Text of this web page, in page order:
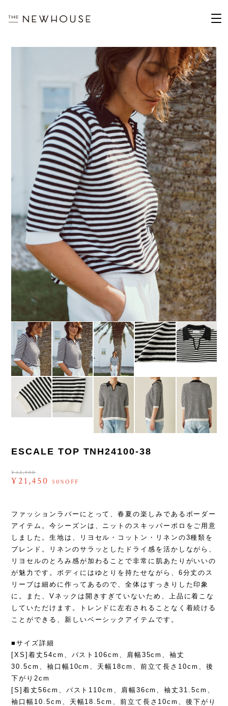
ESCALE TOP TNH24100-38
¥42,900
¥21,450 50%OFF
ファッションラバーにとって、春夏の楽しみであるボーダー
アイテム。今シーズンは、ニットのスキッパーポロをご用意
しました。生地は、リヨセル・コットン・リネンの3種類を
ブレンド。リネンのサラッとしたドライ感を活かしながら、
リヨセルのとろみ感が加わることで非常に肌あたりがいいの
が魅力です。ボディにはゆとりを持たせながら、6分丈のス
リーブは細めに作ってあるので、全体はすっきりした印象
に。また、Vネックは開きすぎていないため、上品に着こな
していただけます。トレンドに左右されることなく着続ける
ことができる、新しいベーシックアイテムです。
■サイズ詳細
[XS]着丈54cm、バスト106cm、肩幅35cm、袖丈
30.5cm、袖口幅10cm、天幅18cm、前立て長さ10cm、後
下がり2cm
[S]着丈56cm、バスト110cm、肩幅36cm、袖丈31.5cm、
袖口幅10.5cm、天幅18.5cm、前立て長さ10cm、後下がり